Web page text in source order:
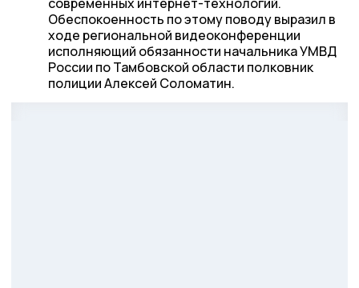
Обеспокоенность по этому поводу выразил в
ходе региональной видеоконференции
исполняющий обязанности начальника УМВД
России по Тамбовской области полковник
полиции Алексей Соломатин.